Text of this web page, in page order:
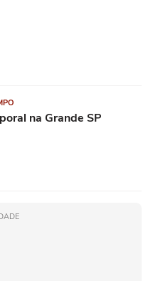
na Grande SP